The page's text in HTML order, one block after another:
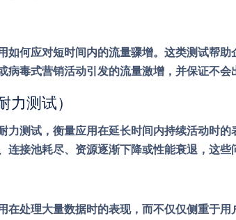
如何应对短时间内的流量骤增。这类测试帮
病毒式营销活动引发的流量激增，并保证不会
力测试）
力测试，衡量应用在延长时间内持续活动时
连接池耗尽、资源逐渐下降或性能衰退，这些
在处理大量数据时的表现，而不仅仅侧重于用